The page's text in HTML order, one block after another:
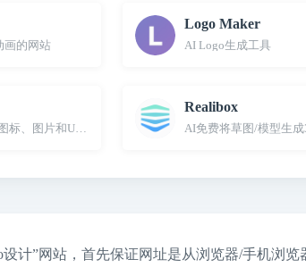
画的网站
Logo Maker
AI Logo生成工具
标、图片和UX文案
Realibox
AI免费将草图/模型生
计”网站，首先保证网址是从浏览器/手机浏览